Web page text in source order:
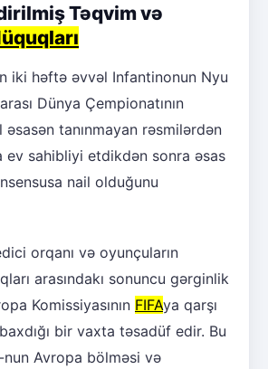
Təqvim və
iki həftə əvvəl Infantinonun Nyu
Dünya Çempionatının
əsasən tanınmayan rəsmilərdən
ev sahibliyi etdikdən sonra əsas
nail olduğunu
orqanı və oyunçuların
arasındakı sonuncu gərginlik
Komissiyasının FIFAya qarşı
bir vaxta təsadüf edir. Bu
nun Avropa bölməsi və